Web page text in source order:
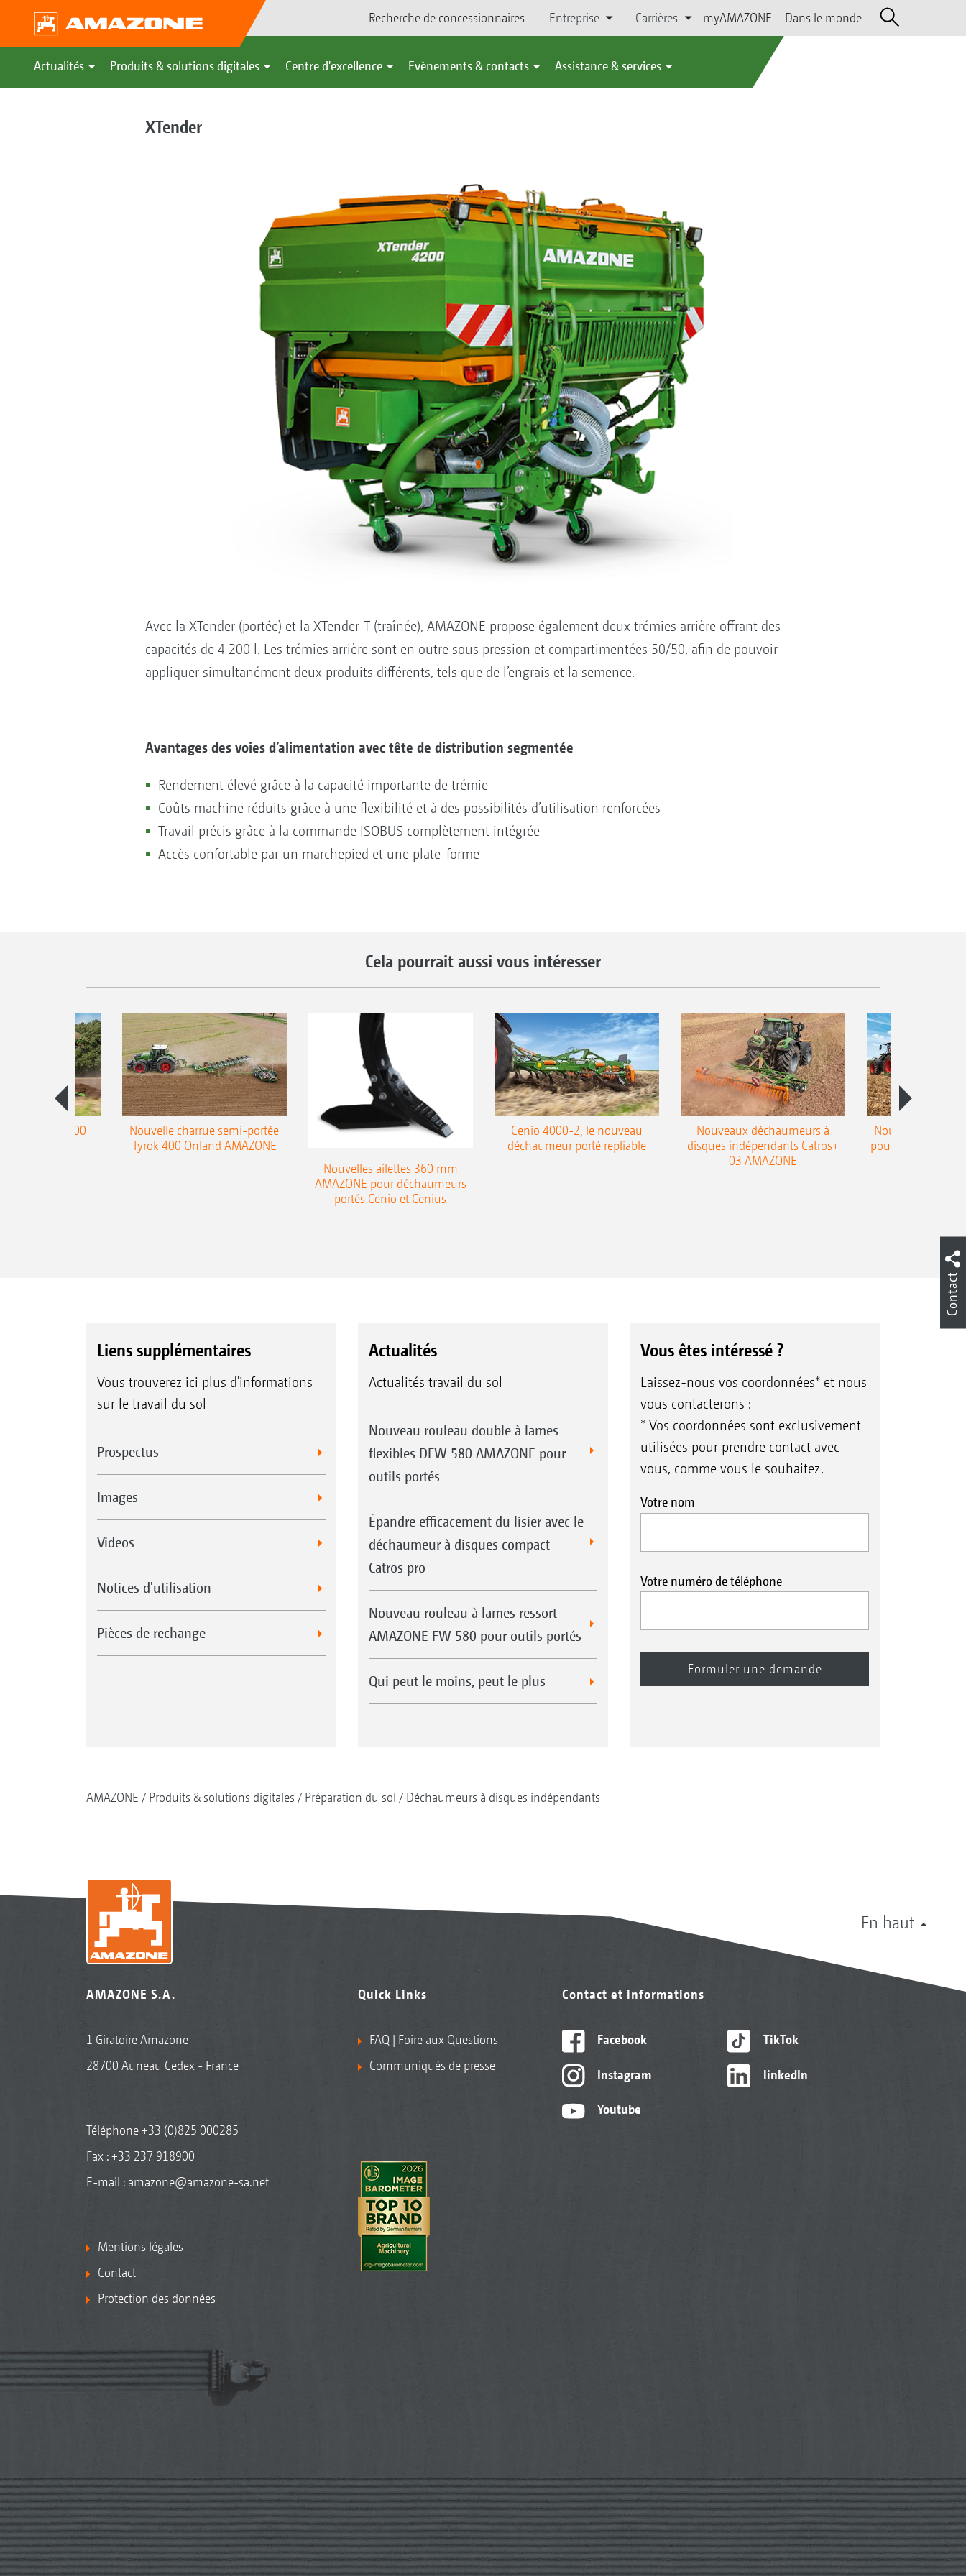
Recherche de concessionnaires Entreprise Carrières myAMAZONE Dans le monde
Actualités Produits & solutions digitales Centre d'excellence Evènements & contacts Assistance & services
XTender
Avec la XTender (portée) et la XTender-T (traînée), AMAZONE propose également deux trémies arrière offrant des
capacités de 4 200 l. Les trémies arrière sont en outre sous pression et compartimentées 50/50, afin de pouvoir
appliquer simultanément deux produits différents, tels que de l’engrais et la semence.
Avantages des voies d’alimentation avec tête de distribution segmentée
Rendement élevé grâce à la capacité importante de trémie
Coûts machine réduits grâce à une flexibilité et à des possibilités d’utilisation renforcées
Travail précis grâce à la commande ISOBUS complètement intégrée
Accès confortable par un marchepied et une plate-forme
Cela pourrait aussi vous intéresser
Teres 300
Nouvelle charrue semi-portée
Tyrok 400 Onland AMAZONE
Nouvelles ailettes 360 mm
AMAZONE pour déchaumeurs
portés Cenio et Cenius
Cenio 4000-2, le nouveau
déchaumeur porté repliable
Nouveaux déchaumeurs à
disques indépendants Catros+
03 AMAZONE
Nouvelle double
pour le
Liens supplémentaires
Vous trouverez ici plus d'informations
sur le travail du sol
Prospectus
Images
Videos
Notices d'utilisation
Pièces de rechange
Actualités
Actualités travail du sol
Nouveau rouleau double à lames
flexibles DFW 580 AMAZONE pour
outils portés
Épandre efficacement du lisier avec le
déchaumeur à disques compact
Catros pro
Nouveau rouleau à lames ressort
AMAZONE FW 580 pour outils portés
Qui peut le moins, peut le plus
Vous êtes intéressé ?
Laissez-nous vos coordonnées* et nous
vous contacterons :
* Vos coordonnées sont exclusivement
utilisées pour prendre contact avec
vous, comme vous le souhaitez.
Votre nom
Votre numéro de téléphone
AMAZONE Produits & solutions digitales Préparation du sol Déchaumeurs à disques indépendants
En haut
AMAZONE S.A.
1 Giratoire Amazone
28700 Auneau Cedex - France
Téléphone+33 (0)825 000285
Fax : +33 237 918900
E-mail : amazone@amazone-sa.net
Mentions légales
Contact
Protection des données
Quick Links
FAQ | Foire aux Questions
Communiqués de presse
Contact et informations
Facebook
Instagram
Youtube
TikTok
linkedIn
Contact